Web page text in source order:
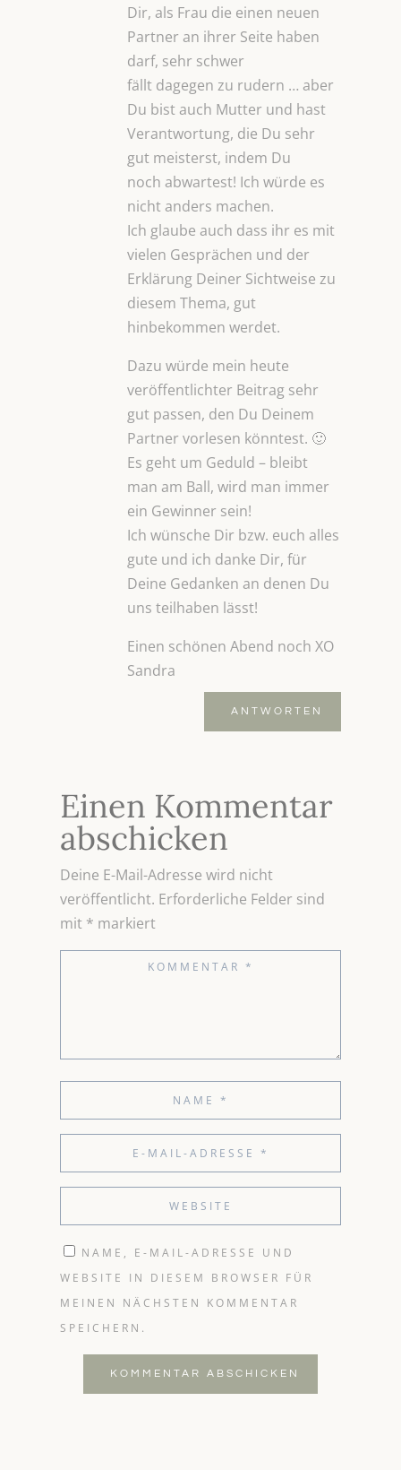
Dir, als Frau die einen neuen
Partner an ihrer Seite haben
darf, sehr schwer
fällt dagegen zu rudern … aber
Du bist auch Mutter und hast
Verantwortung, die Du sehr
gut meisterst, indem Du
noch abwartest! Ich würde es
nicht anders machen.
Ich glaube auch dass ihr es mit
vielen Gesprächen und der
Erklärung Deiner Sichtweise zu
diesem Thema, gut
hinbekommen werdet.
Dazu würde mein heute
veröffentlichter Beitrag sehr
gut passen, den Du Deinem
Partner vorlesen könntest. 🙂
Es geht um Geduld – bleibt
man am Ball, wird man immer
ein Gewinner sein!
Ich wünsche Dir bzw. euch alles
gute und ich danke Dir, für
Deine Gedanken an denen Du
uns teilhaben lässt!
Einen schönen Abend noch XO
Sandra
ANTWORTEN
Einen Kommentar
abschicken
Deine E-Mail-Adresse wird nicht
veröffentlicht. Erforderliche Felder sind
mit * markiert
NAME, E-MAIL-ADRESSE UND
WEBSITE IN DIESEM BROWSER FÜR
MEINEN NÄCHSTEN KOMMENTAR
SPEICHERN.
KOMMENTAR ABSCHICKEN